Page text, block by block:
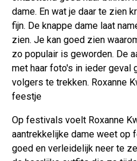
dame. En wat je daar te zien
fijn. De knappe dame laat
zien. Je kan goed zien
zo populair is geworden. De
met haar foto's in ieder geval
volgers te trekken. Roxanne
feestje
Op festivals voelt Roxanne
aantrekkelijke dame weet
goed en verleidelijk neer te